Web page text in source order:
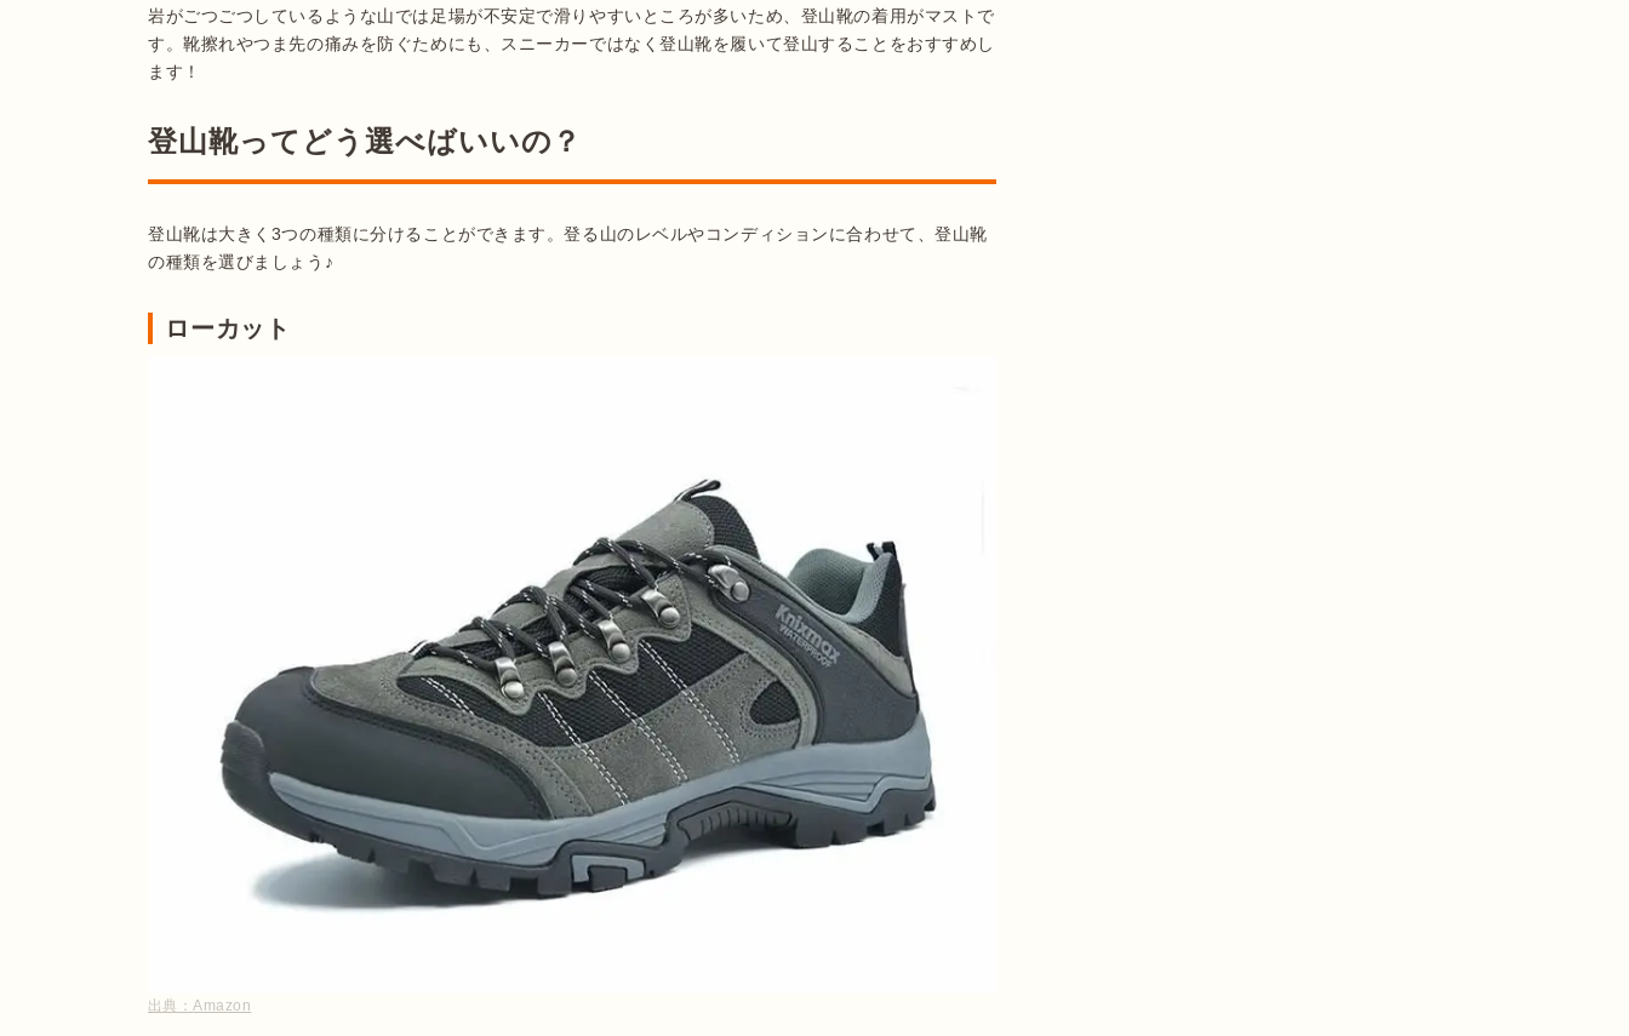
岩がごつごつしているような山では足場が不安定で滑りやすいところが多いため、登山靴の着用がマストで
す。靴擦れやつま先の痛みを防ぐためにも、スニーカーではなく登山靴を履いて登山することをおすすめし
ます！
登山靴ってどう選べばいいの？
登山靴は大きく3つの種類に分けることができます。登る山のレベルやコンディションに合わせて、登山靴
ローカット
出典：Amazon